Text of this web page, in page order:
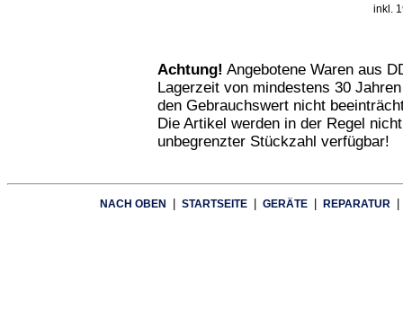
inkl.
Achtung! Angebotene Waren aus
Lagerzeit von mindestens 30
den Gebrauchswert nicht
Die Artikel werden in der Regel
unbegrenzter Stückzahl verfügbar!
NACH OBEN STARTSEITE GERÄTE REPARATUR